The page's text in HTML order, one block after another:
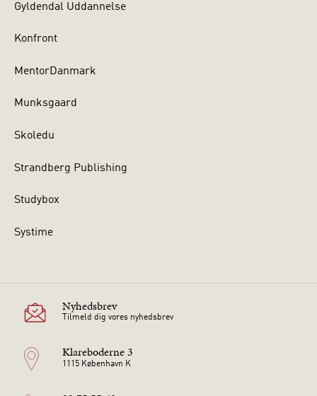
Gyldendal Uddannelse
Konfront
MentorDanmark
Munksgaard
Skoledu
Strandberg Publishing
Studybox
Systime
Nyhedsbrev
Tilmeld dig vores nyhedsbrev
Klareboderne 3
1115 København K